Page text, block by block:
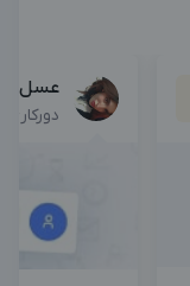
عسل
دورکاری